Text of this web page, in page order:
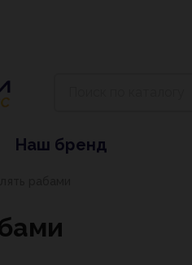
Наш бренд